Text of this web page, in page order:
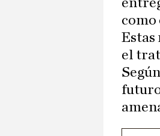
como
Estas
el
futuro